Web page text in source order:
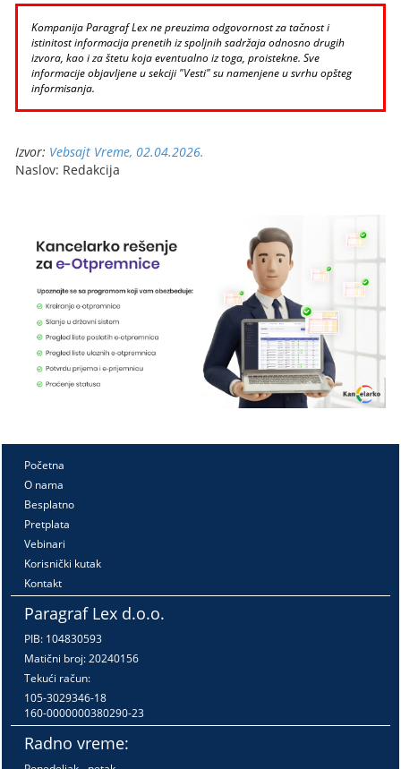
Kompanija Paragraf Lex ne preuzima odgovornost za tačnost i
istinitost informacija prenetih iz spoljnih sadržaja odnosno drugih
izvora, kao i za štetu koja eventualno iz toga, proistekne. Sve
informacije objavljene u sekciji "Vesti" su namenjene u svrhu opšteg
informisanja.
Izvor: Vebsajt Vreme, 02.04.2026.
Naslov: Redakcija
Početna
O nama
Besplatno
Pretplata
Vebinari
Korisnički kutak
Kontakt
Paragraf Lex d.o.o.
PIB: 104830593
Matični broj: 20240156
Tekući račun:
105-3029346-18
160-0000000380290-23
Radno vreme: